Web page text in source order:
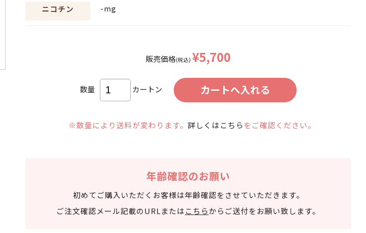
ニコチン -mg
販売価格(税込) ¥5,700
数量 カートン
※数量により送料が変わります。 詳しくはこちらをご確認ください。
年齢確認のお願い
初めてご購入いただくお客様は年齢確認をさせていただきます。
ご注文確認メール記載のURLまたはこちらからご送付をお願い致します。